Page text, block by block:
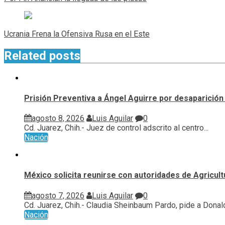
entradas
Ucrania Frena la Ofensiva Rusa en el Este
Related posts
Prisión Preventiva a Ángel Aguirre por
agosto 8, 2026 Luis Aguilar
0
Cd. Juarez, Chih.- Juez de control adscrito al centro...
Nación
México solicita reunirse con autoridades de
agosto 7, 2026 Luis Aguilar
0
Cd. Juarez, Chih.- Claudia Sheinbaum Pardo, pide a
Nación